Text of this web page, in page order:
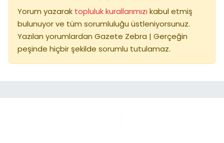
Yorum yazarak topluluk kurallarımızı kabul etmiş
bulunuyor ve tüm sorumluluğu üstleniyorsunuz.
Yazılan yorumlardan Gazete Zebra | Gerçeğin
peşinde hiçbir şekilde sorumlu tutulamaz.